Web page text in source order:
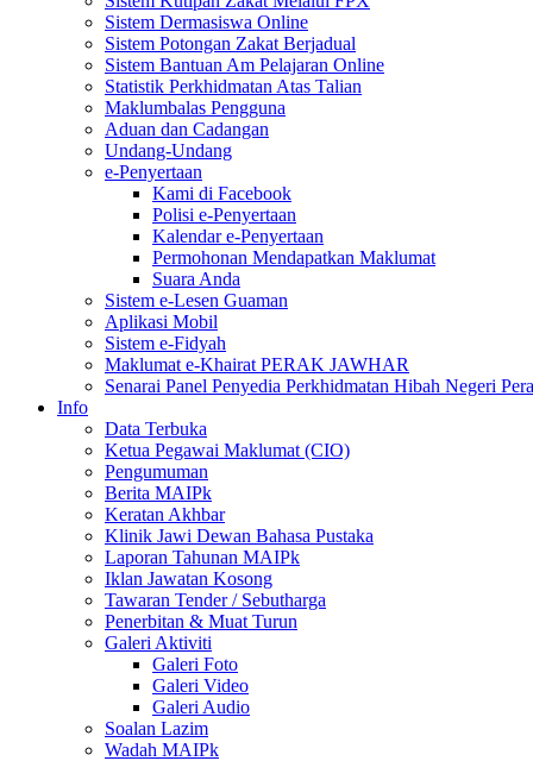
Sistem Dermasiswa Online
Sistem Potongan Zakat Berjadual
Sistem Bantuan Am Pelajaran Online
Statistik Perkhidmatan Atas Talian
Maklumbalas Pengguna
Aduan dan Cadangan
Undang-Undang
e-Penyertaan
Kami di Facebook
Polisi e-Penyertaan
Kalendar e-Penyertaan
Permohonan Mendapatkan Maklumat
Suara Anda
Sistem e-Lesen Guaman
Aplikasi Mobil
Sistem e-Fidyah
Maklumat e-Khairat PERAK JAWHAR
Senarai Panel Penyedia Perkhidmatan Hibah Negeri
Info
Data Terbuka
Ketua Pegawai Maklumat (CIO)
Pengumuman
Berita MAIPk
Keratan Akhbar
Klinik Jawi Dewan Bahasa Pustaka
Laporan Tahunan MAIPk
Iklan Jawatan Kosong
Tawaran Tender / Sebutharga
Penerbitan & Muat Turun
Galeri Aktiviti
Galeri Foto
Galeri Video
Galeri Audio
Soalan Lazim
Wadah MAIPk